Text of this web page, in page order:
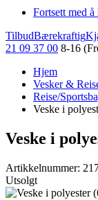
Fortsett med å
TilbudBærekraftig
21 09 37 00 8-16
Hjem
Vesker &
Reise/
Veske i
Veske i
Artikkelnummer:
Utsolgt